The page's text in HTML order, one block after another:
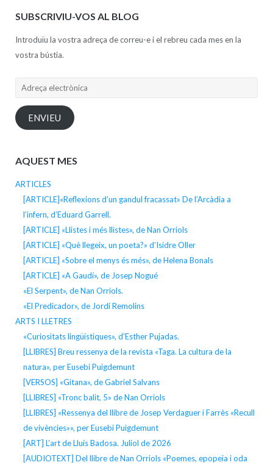
SUBSCRIVIU-VOS AL BLOG
Introduïu la vostra adreça de correu-e i el rebreu cada mes en la
vostra bústia.
Adreça
ENVIEU
AQUEST MES
ARTICLES
[ARTICLE]«Reflexions d’un gandul fracassat» De l’Arcàdia a
l’infern, d’Eduard Garrell.
[ARTICLE] «Llistes i més llistes», de Nan Orriols
[ARTICLE] «Què llegeix, un poeta?» d’Isidre Oller
[ARTICLE] «Sobre el menys és més», de Helena Bonals
[ARTICLE] «A Gaudí», de Josep Nogué
«El Serpent», de Nan Orriols.
«El Predicador», de Jordi Remolins
ARTS I LLETRES
«Curiositats lingüístiques», d’Esther Pujadas.
[LLIBRES] Breu ressenya de la revista «Taga. La cultura de la
natura», per Eusebi Puigdemunt
[VERSOS] «Gitana», de Gabriel Salvans
[LLIBRES] «Tronc balit, 5» de Nan Orriols
[LLIBRES] «Ressenya del llibre de Josep Verdaguer i Farrès «Recull
de vivències»», per Eusebi Puigdemunt
[ART] L’art de Lluís Badosa. Juliol de 2026
[AUDIOTEXT] Del llibre de Nan Orriols «Poemes, epopeia i oda